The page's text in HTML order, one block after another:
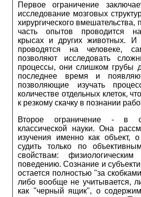
Первое ограничение
исследование мозговых
хирургического вмешательства,
часть опытов проводится
крысах и других животных.
проводятся на человеке,
позволяют исследовать
процессы, они слишком грубы
последнее время и
позволяющие изучать
количестве отдельных клеток,
к резкому скачку в познании
Второе ограничение - в
классической науки. Она
изучения именно как объект,
судить только по
свойствам:
поведению. Сознание и
остается полностью "за
либо вообще не учитывается,
как "черный ящик", о